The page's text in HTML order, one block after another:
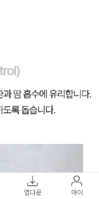
앱다운 마이